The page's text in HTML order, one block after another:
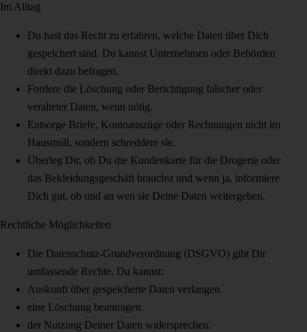
Im Alltag
Du hast das Recht zu erfahren, welche Daten über Dich
gespeichert sind. Du kannst Unternehmen oder Behörden
direkt dazu befragen.
Fordere die Löschung oder Berichtigung falscher oder
veralteter Daten, wenn nötig.
Entsorge Briefe, Kontoauszüge oder Rechnungen nicht im
Hausmüll, sondern schreddere sie.
Überleg Dir, ob Du die Kundenkarte für die Drogerie oder
das Bekleidungsgeschäft brauchst und wenn ja, informiere
Dich gut, ob und an wen sie Deine Daten weitergeben.
Rechtliche Möglichkeiten
Die Datenschutz-Grundverordnung (DSGVO) gibt Dir
umfassende Rechte. Du kannst:
Auskunft über gespeicherte Daten verlangen.
eine Löschung beantragen.
der Nutzung Deiner Daten widersprechen.